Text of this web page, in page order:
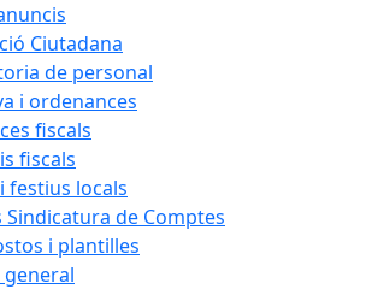
Ciutadana
de personal
i ordenances
fiscals
fiscals
festius locals
de Comptes
i plantilles